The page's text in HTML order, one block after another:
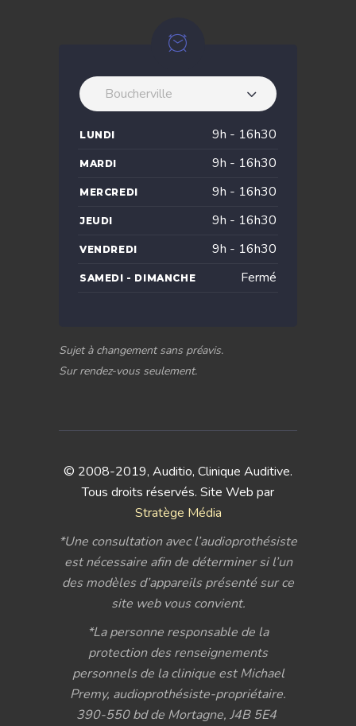
Boucherville
LUNDI 9h - 16h30
MARDI 9h - 16h30
MERCREDI 9h - 16h30
JEUDI 9h - 16h30
VENDREDI 9h - 16h30
SAMEDI - DIMANCHE Fermé
Sujet à changement sans préavis.
Sur rendez-vous seulement.
© 2008-2019, Auditio, Clinique Auditive.
Tous droits réservés. Site Web par
Stratège Média
*Une consultation avec l’audioprothésiste
est nécessaire afin de déterminer si l’un
des modèles d’appareils présenté sur ce
site web vous convient.
*La personne responsable de la
protection des renseignements
personnels de la clinique est Michael
Premy, audioprothésiste-propriétaire.
390-550 bd de Mortagne, J4B 5E4